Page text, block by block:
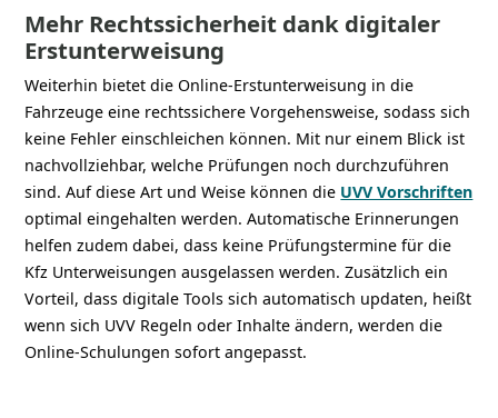
Mehr Rechtssicherheit dank digitaler
Erstunterweisung
Weiterhin bietet die Online-Erstunterweisung in die
Fahrzeuge eine rechtssichere Vorgehensweise, sodass sich
keine Fehler einschleichen können. Mit nur einem Blick ist
nachvollziehbar, welche Prüfungen noch durchzuführen
sind. Auf diese Art und Weise können die UVV Vorschriften
optimal eingehalten werden. Automatische Erinnerungen
helfen zudem dabei, dass keine Prüfungstermine für die
Kfz Unterweisungen ausgelassen werden. Zusätzlich ein
Vorteil, dass digitale Tools sich automatisch updaten, heißt
wenn sich UVV Regeln oder Inhalte ändern, werden die
Online-Schulungen sofort angepasst.